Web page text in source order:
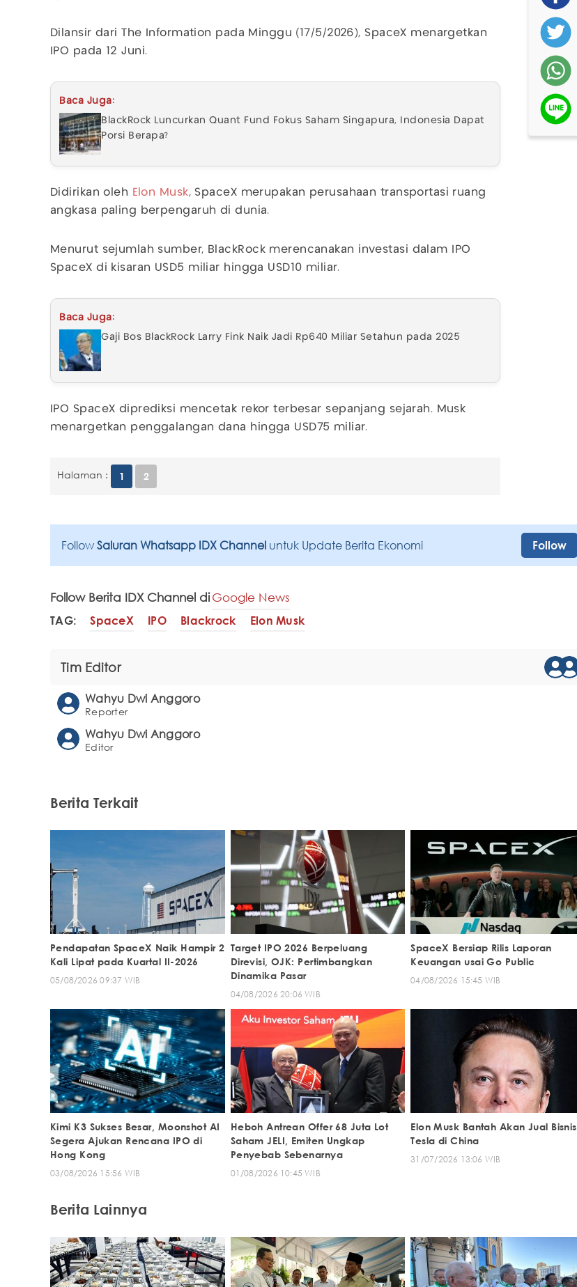
Dilansir dari The Information pada Minggu (17/5/2026), SpaceX menargetkan
IPO pada 12 Juni.
Baca Juga:
BlackRock Luncurkan Quant Fund Fokus Saham Singapura, Indonesia Dapat
Porsi Berapa?
Didirikan oleh Elon Musk, SpaceX merupakan perusahaan transportasi ruang
angkasa paling berpengaruh di dunia.
Menurut sejumlah sumber, BlackRock merencanakan investasi dalam IPO
SpaceX di kisaran USD5 miliar hingga USD10 miliar.
Baca Juga:
Gaji Bos BlackRock Larry Fink Naik Jadi Rp640 Miliar Setahun pada 2025
IPO SpaceX diprediksi mencetak rekor terbesar sepanjang sejarah. Musk
menargetkan penggalangan dana hingga USD75 miliar.
Halaman : 1 2
Follow Saluran Whatsapp IDX Channel untuk Update Berita Ekonomi Follow
Follow Berita IDX Channel diGoogle News
TAG: SpaceX IPO Blackrock Elon Musk
Tim Editor
Wahyu Dwi Anggoro
Reporter
Wahyu Dwi Anggoro
Editor
Berita Terkait
Pendapatan SpaceX Naik Hampir 2
Kali Lipat pada Kuartal II-2026
05/08/2026 09:37 WIB
Target IPO 2026 Berpeluang
Direvisi, OJK: Pertimbangkan
Dinamika Pasar
04/08/2026 20:06 WIB
SpaceX Bersiap Rilis Laporan
Keuangan usai Go Public
04/08/2026 15:45 WIB
Kimi K3 Sukses Besar, Moonshot AI
Segera Ajukan Rencana IPO di
Hong Kong
03/08/2026 15:56 WIB
Heboh Antrean Offer 68 Juta Lot
Saham JELI, Emiten Ungkap
Penyebab Sebenarnya
01/08/2026 10:45 WIB
Elon Musk Bantah Akan Jual Bisnis
Tesla di China
31/07/2026 13:06 WIB
Berita Lainnya